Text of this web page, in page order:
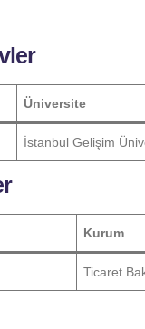
Üniversite
İstanbul Gelişim
Kurum
Ticaret